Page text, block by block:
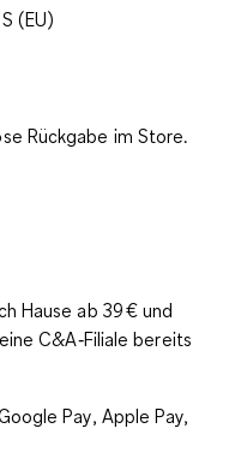
(EU)
Rückgabe im Store.
Hause ab 39 € und
C&A‑Filiale bereits
Pay, Apple Pay,